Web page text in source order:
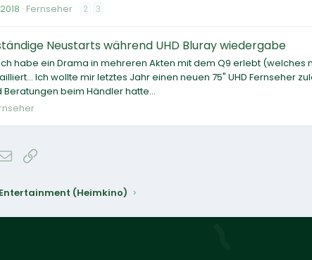
Fernseher 2 3
Neustarts während UHD Bluray wiedergabe
habe ein Drama in mehreren Akten mit dem Q9 erlebt (welches
Ich wollte mir letztes Jahr einen neuen 75" UHD Fernseher
Beratungen beim Händler hatte...
E-Mail
(Heimkino)